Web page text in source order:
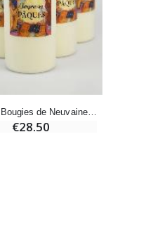
Lot de 6 Bougies de Neuvaine Joyeuses Pâques
€28.50